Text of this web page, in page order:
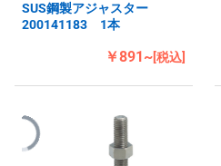
SUS鋼製アジャスター
200141183 1本
￥891~[税込]